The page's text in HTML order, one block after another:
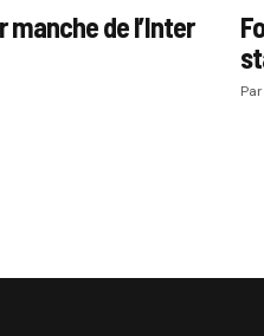
manche de l’Inter
Par